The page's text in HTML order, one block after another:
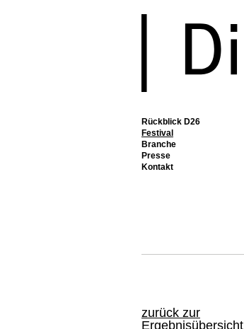
Rückblick D26
Festival
Branche
Presse
Kontakt
zurück zur
Ergebnisübersicht